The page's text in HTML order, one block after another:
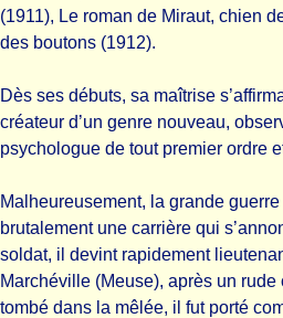
(1911), Le roman de Miraut, chien
des boutons (1912).
Dès ses débuts, sa maîtrise
créateur d’un genre nouveau,
psychologue de tout premier ordre
Malheureusement, la grande
brutalement une carrière qui
soldat, il devint rapidement
Marchéville (Meuse), après un
tombé dans la mêlée, il fut porté